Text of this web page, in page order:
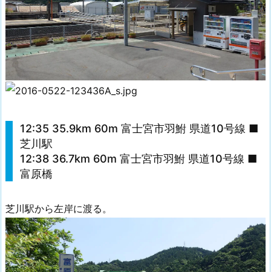
12:35 35.9km 60m 富士宮市羽鮒 県道10号線 ■
芝川駅
12:38 36.7km 60m 富士宮市羽鮒 県道10号線 ■
富原橋
芝川駅から左岸に渡る。